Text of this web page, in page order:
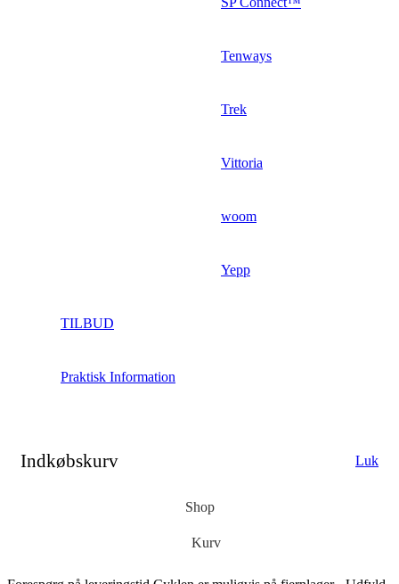
Tenways
Trek
Vittoria
woom
Yepp
TILBUD
Praktisk Information
Indkøbskurv Luk
Shop
Kurv